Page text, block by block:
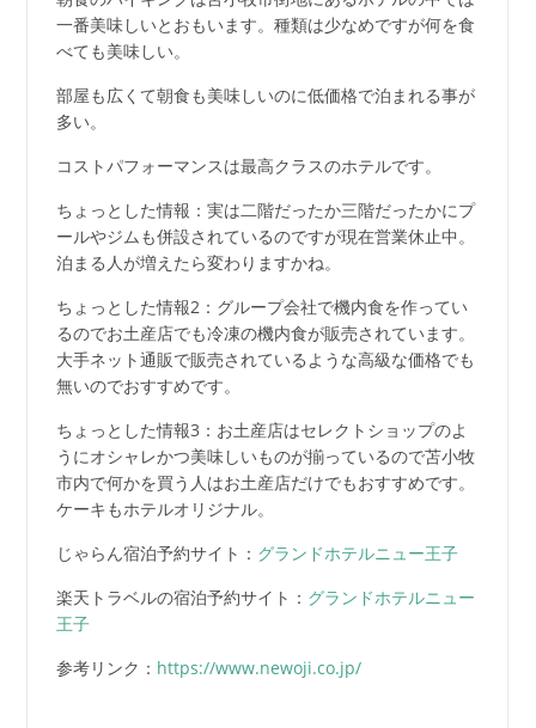
一番美味しいとおもいます。種類は少なめですが何を食
べても美味しい。
部屋も広くて朝食も美味しいのに低価格で泊まれる事が
多い。
コストパフォーマンスは最高クラスのホテルです。
ちょっとした情報：実は二階だったか三階だったかにプ
ールやジムも併設されているのですが現在営業休止中。
泊まる人が増えたら変わりますかね。
ちょっとした情報2：グループ会社で機内食を作ってい
るのでお土産店でも冷凍の機内食が販売されています。
大手ネット通販で販売されているような高級な価格でも
無いのでおすすめです。
ちょっとした情報3：お土産店はセレクトショップのよ
うにオシャレかつ美味しいものが揃っているので苫小牧
市内で何かを買う人はお土産店だけでもおすすめです。
ケーキもホテルオリジナル。
じゃらん宿泊予約サイト： グランドホテルニュー王子
楽天トラベルの宿泊予約サイト： グランドホテルニュー
王子
参考リンク： https://www.newoji.co.jp/